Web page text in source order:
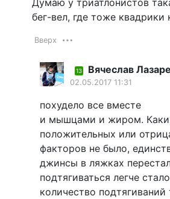
Думаю у триатлонистов
бег-вел, где тоже квадрики
Вверх
13 Вячеслав
02.05.2017 11:31
похудело все вместе
и мышцами и жиром.
положительных или
факторов не было,
джинсы в ляжках
подтягиваться легче
количество